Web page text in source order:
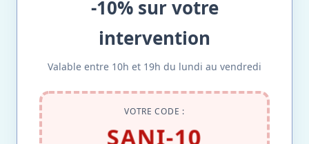
-10% sur votre
intervention
Valable entre 10h et 19h du lundi au vendredi
VOTRE CODE :
SANI-10